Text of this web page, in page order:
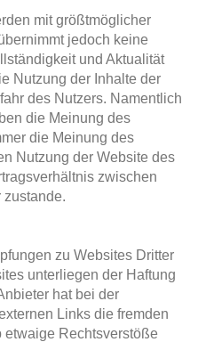
mit größtmöglicher
jedoch keine
und Aktualität
Nutzung der Inhalte der
des Nutzers. Namentlich
die Meinung des
die Meinung des
Nutzung der Website des
zwischen
zustande.
zu Websites Dritter
unterliegen der Haftung
hat bei der
Links die fremden
etwaige Rechtsverstöße